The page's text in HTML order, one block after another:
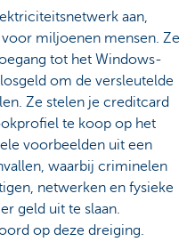
aan,
miljoenen mensen. Ze
tot het Windows-
om de versleutelde
Ze stelen je creditcard
te koop op het
voorbeelden uit een
waarbij criminelen
netwerken en fysieke
geld uit te slaan.
op deze dreiging.